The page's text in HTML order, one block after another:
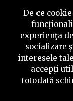
RSS
Politica de
De ce
experienţa
socializare
interesele
accepţi
totodată